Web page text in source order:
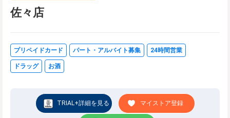
佐々店
プリペイドカード パート・アルバイト募集 24時間営業
ドラッグ お酒
TRIAL+詳細を見る マイストア登録